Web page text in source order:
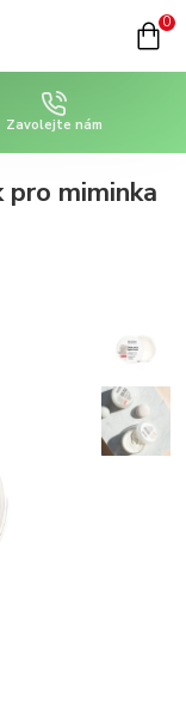
0
Zavolejte nám
pro miminka